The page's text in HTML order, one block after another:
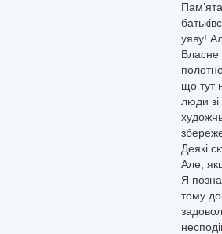
уяву!
Власне
що тут
люди
Деякі
Але,
Я
тому